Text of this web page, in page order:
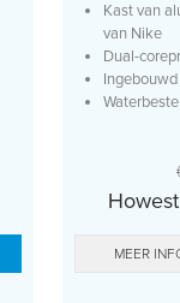
Kast van
van Nike
Dual-
MEER